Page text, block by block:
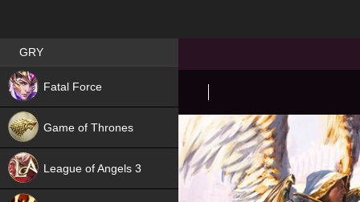
Best RPG games in Poland
GRY
Fatal Force
NEW
Game of Thrones
League of Angels 3